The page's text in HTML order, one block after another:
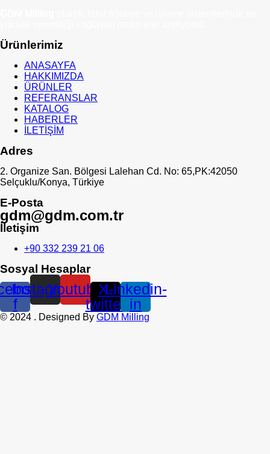
Ürünlerimiz
ANASAYFA
HAKKIMIZDA
ÜRÜNLER
REFERANSLAR
KATALOG
HABERLER
İLETİŞİM
Adres
2. Organize San. Bölgesi Lalehan Cd. No: 65,PK:42050
Selçuklu/Konya, Türkiye
E-Posta
gdm@gdm.com.tr
İletişim
+90 332 239 21 06
Sosyal Hesaplar
f
Instagram
YoutubeX-
twitter
Linkedin-
in
© 2024 . Designed By GDM Milling